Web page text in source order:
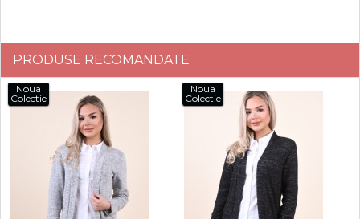
PRODUSE RECOMANDATE
Noua
Colectie
Noua
Colectie